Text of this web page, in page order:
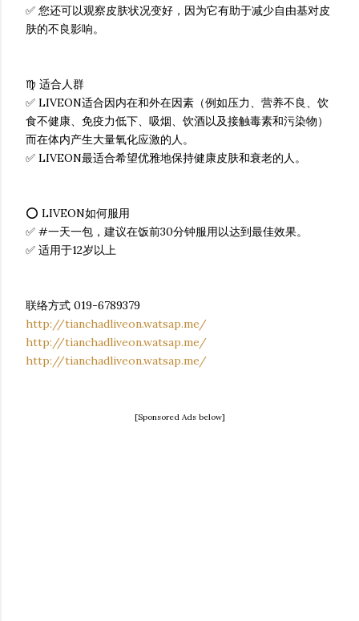
✅ 您还可以观察皮肤状况变好，因为它有助于减少自由基对皮
肤的不良影响。
♍ 适合人群
✅ LIVEON适合因内在和外在因素（例如压力、营养不良、饮
食不健康、免疫力低下、吸烟、饮酒以及接触毒素和污染物）
而在体内产生大量氧化应激的人。
✅ LIVEON最适合希望优雅地保持健康皮肤和衰老的人。
⭕ LIVEON如何服用
✅ #一天一包，建议在饭前30分钟服用以达到最佳效果。
✅ 适用于12岁以上
联络方式 019-6789379
http://tianchadliveon.watsap.me/
http://tianchadliveon.watsap.me/
http://tianchadliveon.watsap.me/
[Sponsored Ads below]